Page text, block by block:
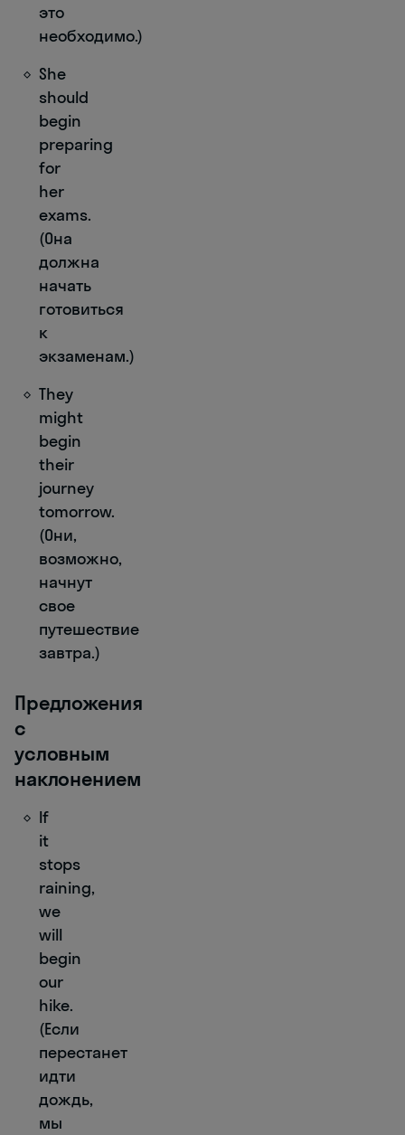
это
необходимо.)
She
should
begin
preparing
for
her
exams.
(Она
должна
начать
готовиться
к
экзаменам.)
They
might
begin
their
journey
tomorrow.
(Они,
возможно,
начнут
свое
путешествие
завтра.)
Предложения
с
условным
наклонением
If
it
stops
raining,
we
will
begin
our
hike.
(Если
перестанет
идти
дождь,
мы